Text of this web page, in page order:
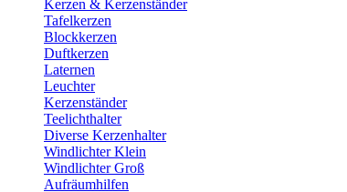
Kerzen & Kerzenständer
Tafelkerzen
Blockkerzen
Duftkerzen
Laternen
Leuchter
Kerzenständer
Teelichthalter
Diverse Kerzenhalter
Windlichter Klein
Windlichter Groß
Aufräumhilfen